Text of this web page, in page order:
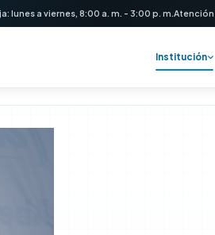
lunes a viernes, 8:00 a. m. - 3:00 p. m.Atención
Institución